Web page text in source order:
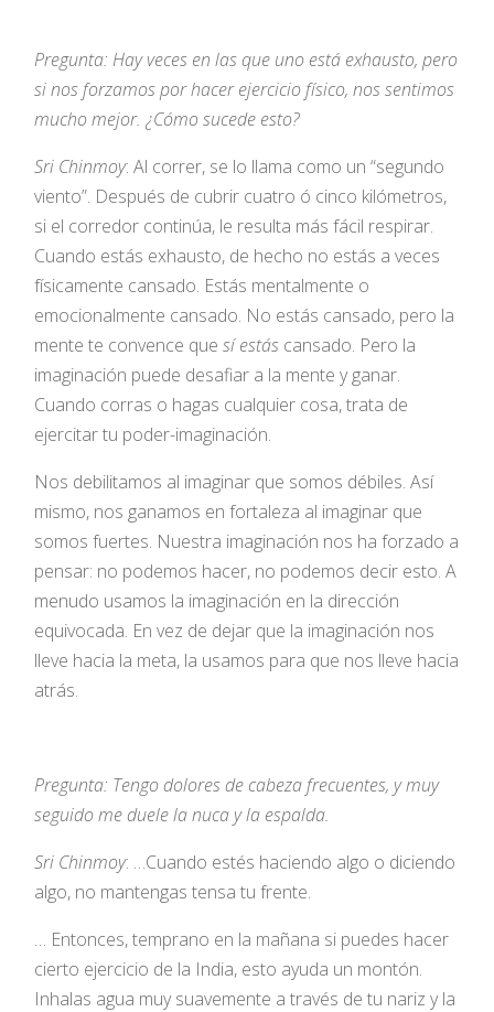
Pregunta: Hay veces en las que uno está exhausto, pero
si nos forzamos por hacer ejercicio físico, nos sentimos
mucho mejor. ¿Cómo sucede esto?
Sri Chinmoy: Al correr, se lo llama como un “segundo
viento”. Después de cubrir cuatro ó cinco kilómetros,
si el corredor continúa, le resulta más fácil respirar.
Cuando estás exhausto, de hecho no estás a veces
físicamente cansado. Estás mentalmente o
emocionalmente cansado. No estás cansado, pero la
mente te convence quesí estás cansado. Pero la
imaginación puede desafiar a la mente y ganar.
Cuando corras o hagas cualquier cosa, trata de
ejercitar tu poder-imaginación.
Nos debilitamos al imaginar que somos débiles. Así
mismo, nos ganamos en fortaleza al imaginar que
somos fuertes. Nuestra imaginación nos ha forzado a
pensar: no podemos hacer, no podemos decir esto. A
menudo usamos la imaginación en la dirección
equivocada. En vez de dejar que la imaginación nos
lleve hacia la meta, la usamos para que nos lleve hacia
atrás.
Pregunta: Tengo dolores de cabeza frecuentes, y muy
seguido me duele la nuca y la espalda.
Sri Chinmoy: …Cuando estés haciendo algo o diciendo
algo, no mantengas tensa tu frente.
… Entonces, temprano en la mañana si puedes hacer
cierto ejercicio de la India, esto ayuda un montón.
Inhalas agua muy suavemente a través de tu nariz y la